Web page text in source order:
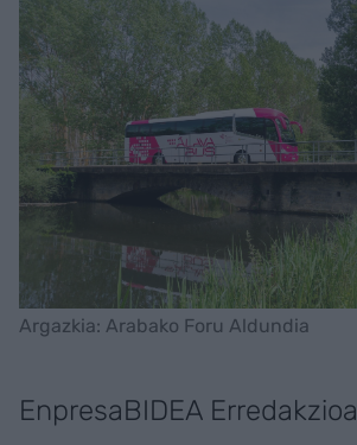
Argazkia: Arabako Foru Aldundia
EnpresaBIDEA Erredakzioa